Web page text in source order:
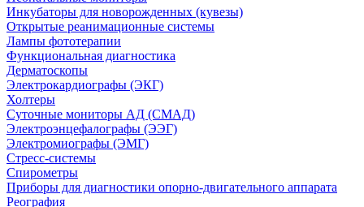
Инкубаторы для новорожденных (кувезы)
Открытые реанимационные системы
Лампы фототерапии
Функциональная диагностика
Дерматоскопы
Электрокардиографы (ЭКГ)
Холтеры
Суточные мониторы АД (СМАД)
Электроэнцефалографы (ЭЭГ)
Электромиографы (ЭМГ)
Стресс-системы
Спирометры
Приборы для диагностики опорно-двигательного аппарата
Реография